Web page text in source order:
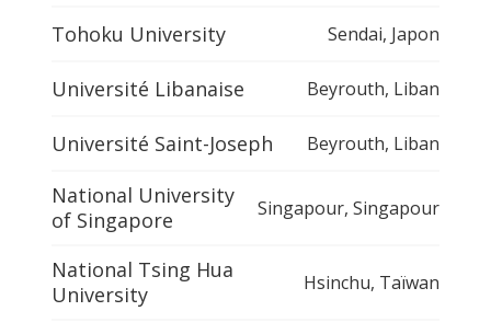
Tohoku University Sendai, Japon
Université Libanaise Beyrouth, Liban
Université Saint-Joseph Beyrouth, Liban
National University
of Singapore
Singapour, Singapour
National Tsing Hua
University
Hsinchu, Taïwan